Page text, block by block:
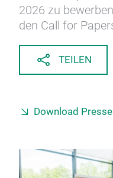
2026 zu
den Call for
TEILEN
Download